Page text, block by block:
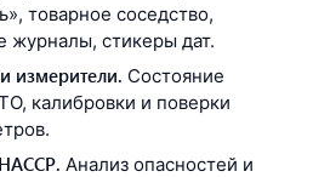
товарное соседство,
журналы, стикеры дат.
измерители. Состояние
калибровки и поверки
Анализ опасностей и